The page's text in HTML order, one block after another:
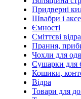
Придверні
Швабри і
Ємності
Сміттєві відра
Прання,
Чохли для
Сушарки для
Кошики,
Відра
Товари для